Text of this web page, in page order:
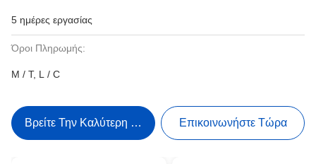
5 ημέρες εργασίας
Όροι Πληρωμής:
Μ / Τ, L / C
Βρείτε Την Καλύτερη Τιμή Επικοινωνήστε Τώρα